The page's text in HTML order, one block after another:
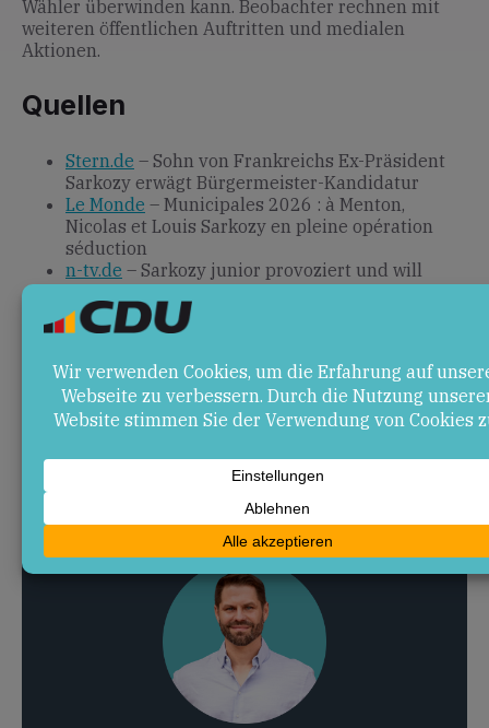
Wähler überwinden kann. Beobachter rechnen mit
weiteren öffentlichen Auftritten und medialen
Aktionen.
Quellen
Stern.de – Sohn von Frankreichs Ex-Präsident
Sarkozy erwägt Bürgermeister-Kandidatur
Le Monde – Municipales 2026 : à Menton,
Nicolas et Louis Sarkozy en pleine opération
séduction
n-tv.de – Sarkozy junior provoziert und will
Agenzia Nova– Sarkozys Sohn will
Bürgermeister von Menton werden
Frankreich?: Louis Sarkozy ist der kommende
Star der Rechten
Eliane.com– Louis Sarkozy’s Municipal